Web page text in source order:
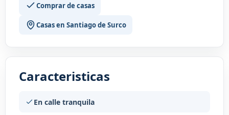
Comprar de casas
Casas en Santiago de Surco
Caracteristicas
En calle tranquila